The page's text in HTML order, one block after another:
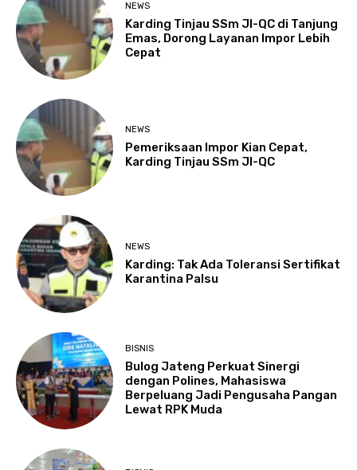
NEWS
Karding Tinjau SSm JI-QC di Tanjung
Emas, Dorong Layanan Impor Lebih
Cepat
NEWS
Pemeriksaan Impor Kian Cepat,
Karding Tinjau SSm JI-QC
NEWS
Karding: Tak Ada Toleransi Sertifikat
Karantina Palsu
BISNIS
Bulog Jateng Perkuat Sinergi
dengan Polines, Mahasiswa
Berpeluang Jadi Pengusaha Pangan
Lewat RPK Muda